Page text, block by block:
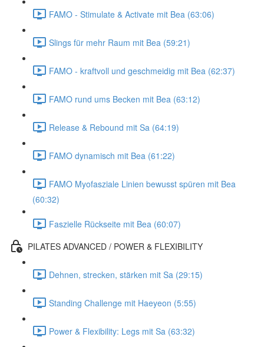
FAMO - Stimulate & Activate mit Bea (63:06)
Slings für mehr Raum mit Bea (59:21)
FAMO - kraftvoll und geschmeidig mit Bea (62:37)
FAMO rund ums Becken mit Bea (63:12)
Release & Rebound mit Sa (64:19)
FAMO dynamisch mit Bea (61:22)
FAMO Myofasziale Linien bewusst spüren mit Bea
(60:32)
Faszielle Rückseite mit Bea (60:07)
PILATES ADVANCED / POWER & FLEXIBILITY
Dehnen, strecken, stärken mit Sa (29:15)
Standing Challenge mit Haeyeon (5:55)
Power & Flexibility: Legs mit Sa (63:32)